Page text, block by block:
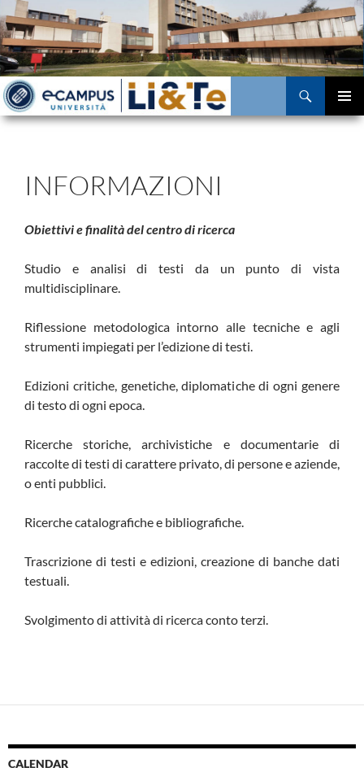
Vai
al
contenuto
Cerca
MENU
INFORMAZIONI
Obiettivi e finalità del centro di ricerca
Studio e analisi di testi da un punto di vista
multidisciplinare.
Riflessione metodologica intorno alle tecniche e agli
strumenti impiegati per l’edizione di testi.
Edizioni critiche, genetiche, diplomatiche di ogni genere
di testo di ogni epoca.
Ricerche storiche, archivistiche e documentarie di
raccolte di testi di carattere privato, di persone e aziende,
o enti pubblici.
Ricerche catalografiche e bibliografiche.
Trascrizione di testi e edizioni, creazione di banche dati
testuali.
Svolgimento di attività di ricerca conto terzi.
CALENDAR